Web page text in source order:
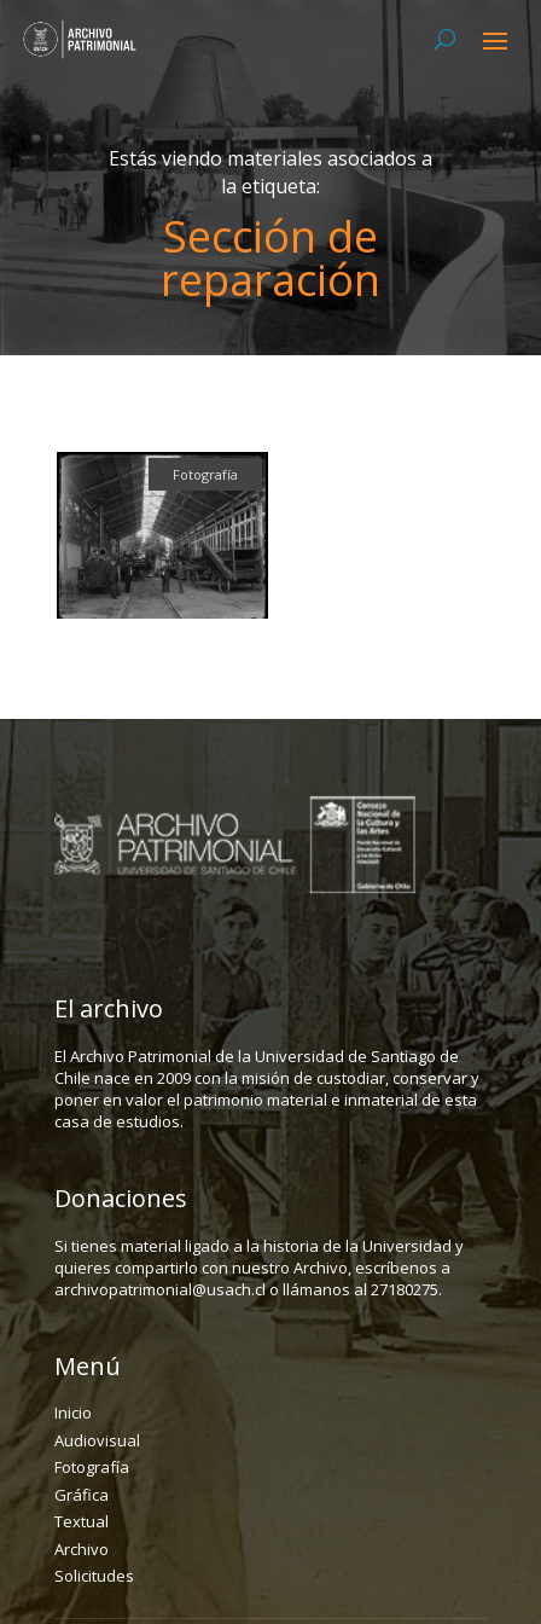
Estás viendo materiales asociados a
la etiqueta:
Sección de
reparación
Fotografía
El archivo
El Archivo Patrimonial de la Universidad de Santiago de
Chile nace en 2009 con la misión de custodiar, conservar y
poner en valor el patrimonio material e inmaterial de esta
casa de estudios.
Donaciones
Si tienes material ligado a la historia de la Universidad y
quieres compartirlo con nuestro Archivo, escríbenos a
archivopatrimonial@usach.cl o llámanos al 27180275.
Menú
Inicio
Audiovisual
Fotografía
Gráfica
Textual
Archivo
Solicitudes